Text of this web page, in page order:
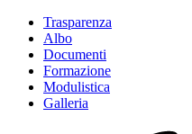
Trasparenza
Albo
Documenti
Formazione
Modulistica
Galleria